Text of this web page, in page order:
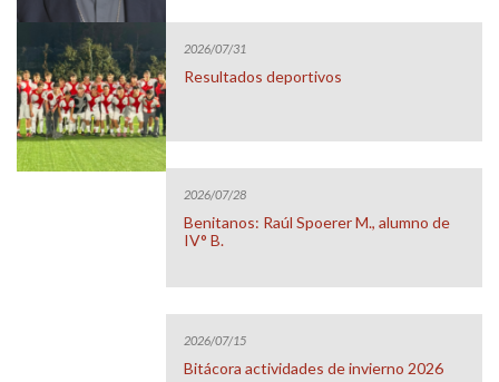
2026/07/31
Resultados deportivos
2026/07/28
Benitanos: Raúl Spoerer M., alumno de
IV° B.
2026/07/15
Bitácora actividades de invierno 2026